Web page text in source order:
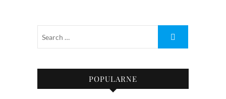
POPULARNE